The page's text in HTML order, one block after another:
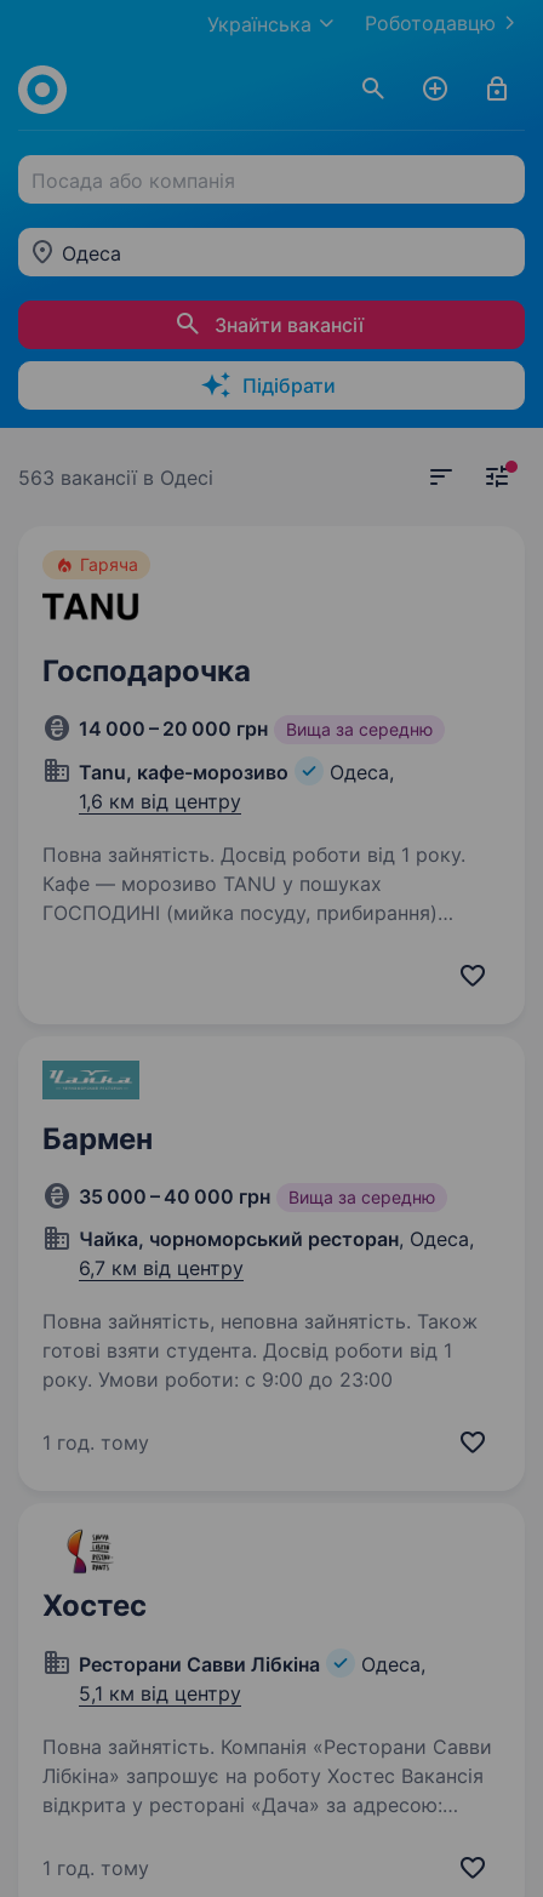
Роботодавцю
Українська
Посада або компанія
Одеса
Знайти вакансії
Підібрати
563 вакансії в Одесі
Гаряча
Господарочка
14 000 – 20 000 грн Вища за середню
Tanu, кафе-морозиво
Одеса,
1,6 км від центру
Повна зайнятість. Досвід роботи від 1 року.
Кафе — морозиво TANU у пошуках
ГОСПОДИНІ (мийка посуду, прибирання)
Жінка без шкідливих звичок на місці роботи,
Бармен
35 000 – 40 000 грн Вища за середню
Чайка, чорноморський ресторан, Одеса,
6,7 км від центру
Повна зайнятість, неповна зайнятість. Також
готові взяти студента. Досвід роботи від 1
року. Умови роботи: с 9:00 до 23:00
1 год. тому
Хостес
Ресторани Савви Лібкіна
Одеса,
5,1 км від центру
Повна зайнятість. Компанія «Ресторани Савви
Лібкіна» запрошує на роботу Хостес Вакансія
відкрита у ресторані «Дача» за адресою:
Розглядаємо без досвіду Високий рівень
1 год. тому